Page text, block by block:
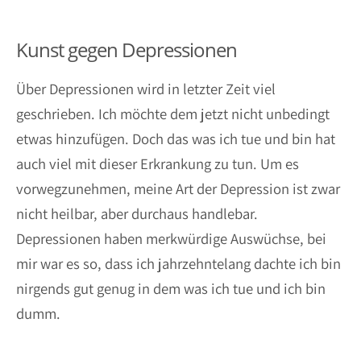
Kunst gegen Depressionen
Über Depressionen wird in letzter Zeit viel
geschrieben. Ich möchte dem jetzt nicht unbedingt
etwas hinzufügen. Doch das was ich tue und bin hat
auch viel mit dieser Erkrankung zu tun. Um es
vorwegzunehmen, meine Art der Depression ist zwar
nicht heilbar, aber durchaus handlebar.
Depressionen haben merkwürdige Auswüchse, bei
mir war es so, dass ich jahrzehntelang dachte ich bin
nirgends gut genug in dem was ich tue und ich bin
dumm.